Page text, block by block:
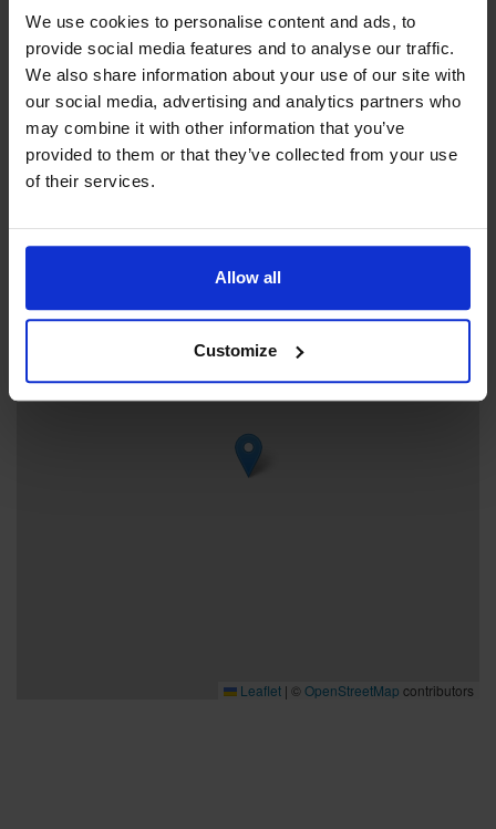
We use cookies to personalise content and ads, to
provide social media features and to analyse our traffic.
We also share information about your use of our site with
our social media, advertising and analytics partners who
may combine it with other information that you’ve
provided to them or that they’ve collected from your use
of their services.
Allow all
Customize
år tidigare. Rummen med de handmålade tapeterna är
återskapade och huset möblerat enligt tidens sed. Husets
ursprungsmiljö är återuppbyggd och huset visas som ett
”levande” museum med blommor i fönstren och bröddoft
+358 457 313 4012
freya.darby@gmail.com
Visit website
Externa länkar
Skepparvägen 30, 22610 Lemland
−
Leaflet | ©OpenStreetMap contributors